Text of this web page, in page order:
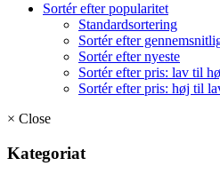
Sortér efter popularitet
Standardsortering
Sortér efter
Sortér efter nyeste
Sortér efter pris: lav til
Sortér efter pris: høj til
× Close
Kategoriat